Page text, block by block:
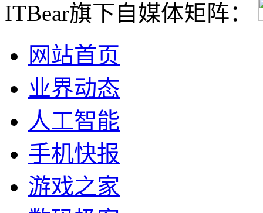
ITBear旗下自媒体矩阵：
网站首页
业界动态
人工智能
手机快报
游戏之家